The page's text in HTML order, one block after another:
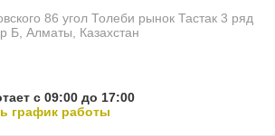
86 угол Толеби рынок Тастак 3 ряд
Б, Алматы, Казахстан
с 09:00 до 17:00
график работы